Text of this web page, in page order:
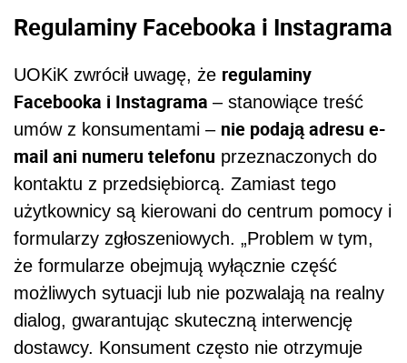
Regulaminy Facebooka i Instagrama
UOKiK zwrócił uwagę, że regulaminy
Facebooka i Instagrama – stanowiące treść
umów z konsumentami – nie podają adresu e-
mail ani numeru telefonu przeznaczonych do
kontaktu z przedsiębiorcą. Zamiast tego
użytkownicy są kierowani do centrum pomocy i
formularzy zgłoszeniowych. „Problem w tym,
że formularze obejmują wyłącznie część
możliwych sytuacji lub nie pozwalają na realny
dialog, gwarantując skuteczną interwencję
dostawcy. Konsument często nie otrzymuje